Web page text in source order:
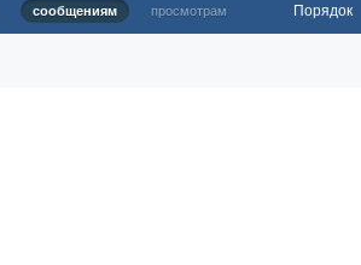
сообщениям просмотрам Порядок